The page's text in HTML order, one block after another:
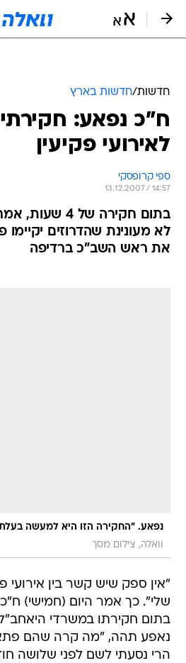
חדשות/חדשות בארץ
ח"כ נפאע:
לאירועי פקיעין
ספי קרופסקי
13.12.2007 / 14:57
בתום חקירה של
לא מעונינת שהדרוזים יקיימו
את ראש השב"כ ברדיפה
נפאע. "החקירה הזו היא למעשה בעלת
וואלה, צילום מסך
"אין ספק שיש קשר בין אירועי
שלי". כך אמר היום (חמישי)
בתום חקירתו במשרדי היאחב"ל
נאפע תהה, "מה קרה שהם
הרי נסעתי לשם לפני שלושה